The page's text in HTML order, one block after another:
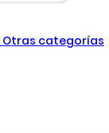
Otras categorías